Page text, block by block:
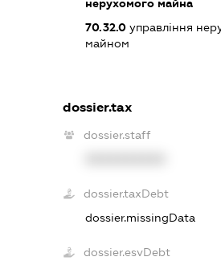
нерухомого майна
70.32.0 управління
майном
dossier.tax
dossier.staff
dossier.taxDebt
dossier.missingData
dossier.esvDebt